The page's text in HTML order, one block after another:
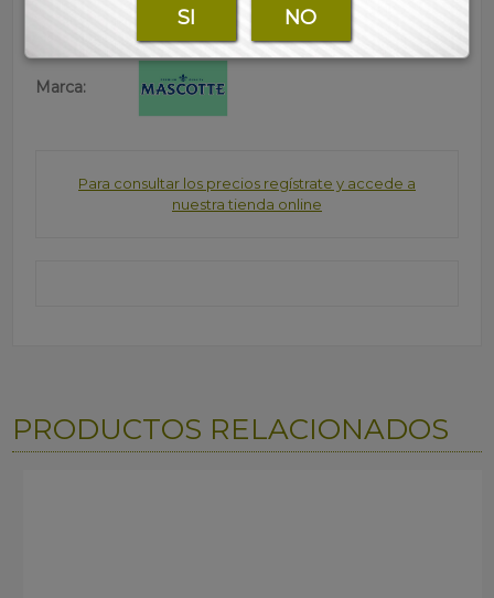
Marca:
Para consultar los precios regístrate y accede a
nuestra tienda online
PRODUCTOS RELACIONADOS
SI NO